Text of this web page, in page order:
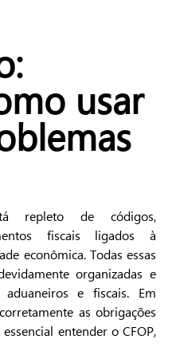
usar
repleto de códigos,
fiscais ligados à
econômica. Todas essas
organizadas e
e fiscais. Em
as obrigações
entender o CFOP,